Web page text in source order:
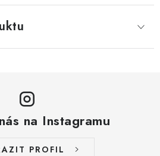
na Instagramu
PROFIL